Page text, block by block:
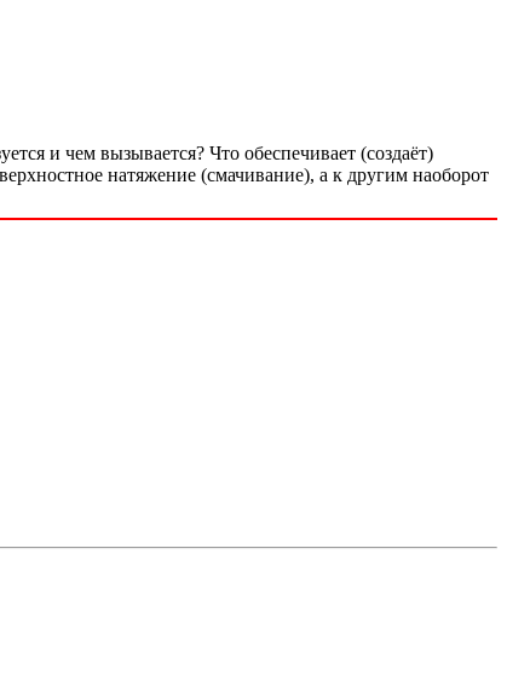
и чем вызывается? Что обеспечивает (создаёт)
натяжение (смачивание), а к другим наоборот